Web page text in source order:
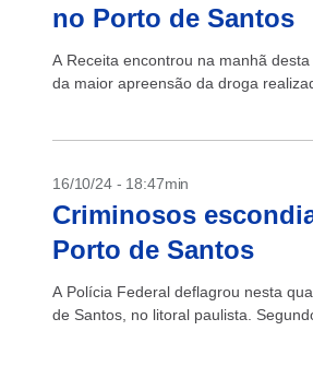
no Porto de Santos
A Receita encontrou na manhã
da maior apreensão da droga
16/10/24 - 18:47min
Criminosos
Porto de Santos
A Polícia Federal deflagrou nesta
de Santos, no litoral paulista.